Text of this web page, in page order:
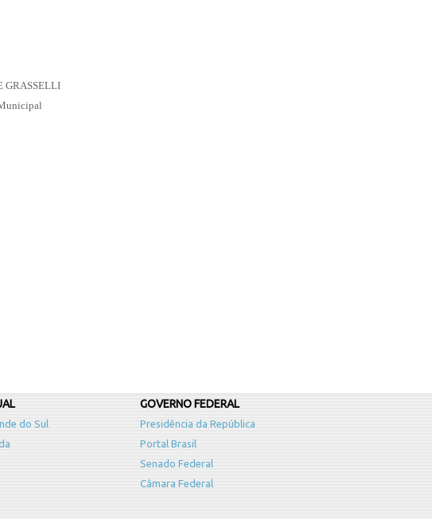
do Sul
GOVERNO FEDERAL
Presidência da República
Portal Brasil
Senado Federal
Câmara Federal